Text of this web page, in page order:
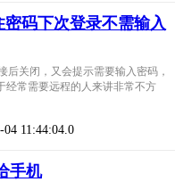
码下次登录不需输入
后关闭，又会提示需要输入密码，
经常需要远程的人来讲非常不方
04 11:44:04.0
手机